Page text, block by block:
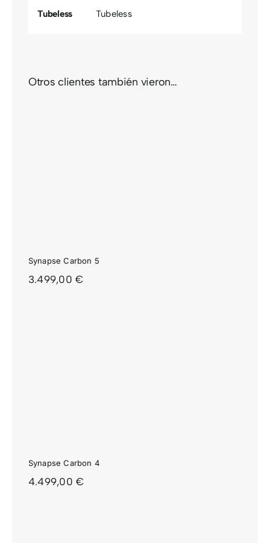
Tubeless
Tubeless
Otros clientes también vieron…
Synapse Carbon 5
3.499,00€
Synapse Carbon 4
4.499,00€